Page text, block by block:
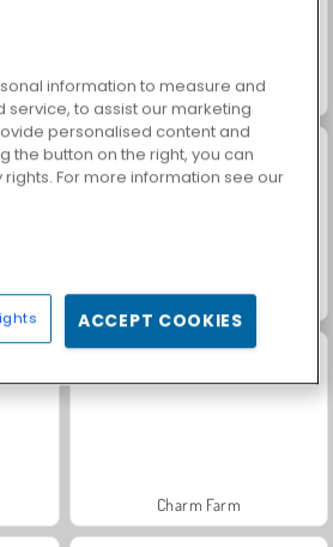
Fashion Princess - Dress Up for Girls Harvest Honors Classic
Rummy World
Charm Farm
information to measure and
service, to assist our marketing
personalised content and
the button on the right, you can
For more information see our
ACCEPT COOKIES